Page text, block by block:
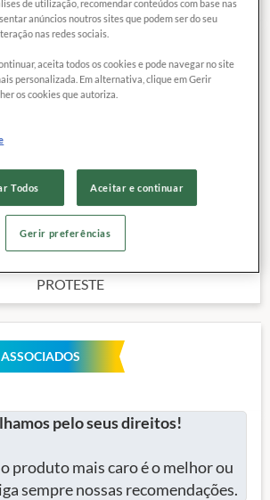
COMPARAR
4K
5.500,
PROTESTE
pelo seus direitos!
produto mais caro é o melhor ou
sempre nossas recomendações.
de utilização, recomendar conteúdos com base nas
anúncios noutros sites que podem ser do seu
nas redes sociais.
aceita todos os cookies e pode navegar no site
personalizada. Em alternativa, clique em Gerir
os cookies que autoriza.
Todos Aceitar e continuar
Gerir preferências